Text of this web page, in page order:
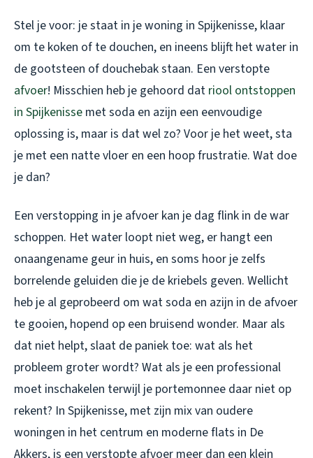
Stel je voor: je staat in je woning in Spijkenisse, klaar
om te koken of te douchen, en ineens blijft het water in
de gootsteen of douchebak staan. Een verstopte
afvoer! Misschien heb je gehoord dat riool ontstoppen
in Spijkenisse met soda en azijn een eenvoudige
oplossing is, maar is dat wel zo? Voor je het weet, sta
je met een natte vloer en een hoop frustratie. Wat doe
je dan?
Een verstopping in je afvoer kan je dag flink in de war
schoppen. Het water loopt niet weg, er hangt een
onaangename geur in huis, en soms hoor je zelfs
borrelende geluiden die je de kriebels geven. Wellicht
heb je al geprobeerd om wat soda en azijn in de afvoer
te gooien, hopend op een bruisend wonder. Maar als
dat niet helpt, slaat de paniek toe: wat als het
probleem groter wordt? Wat als je een professional
moet inschakelen terwijl je portemonnee daar niet op
rekent? In Spijkenisse, met zijn mix van oudere
woningen in het centrum en moderne flats in De
Akkers, is een verstopte afvoer meer dan een klein